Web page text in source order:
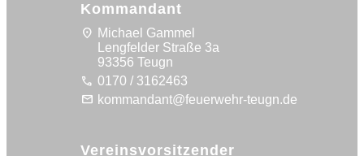
Kommandant
location_on Michael Gammel
Lengfelder Straße 3a
93356 Teugn
call 0170 / 3162463
mail kommandant@feuerwehr-teugn.de
Vereinsvorsitzender